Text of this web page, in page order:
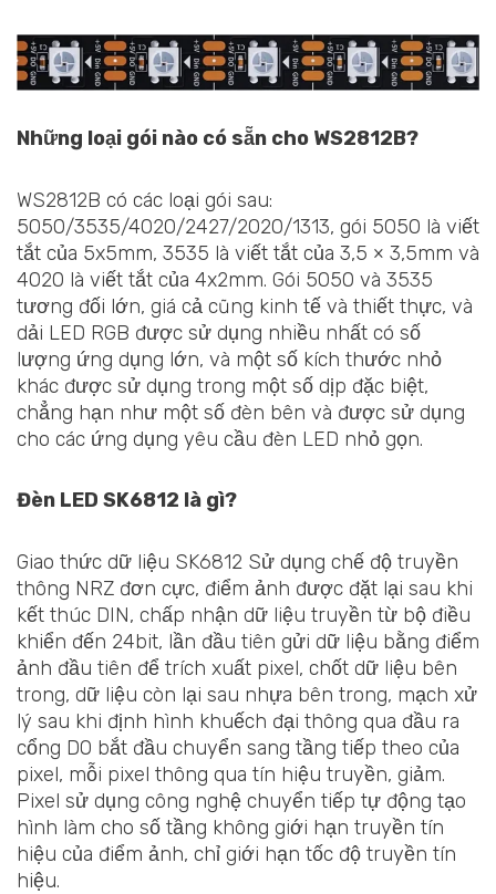
Những loại gói nào có sẵn cho WS2812B?
WS2812B có các loại gói sau:
5050/3535/4020/2427/2020/1313, gói 5050 là viết
tắt của 5x5mm, 3535 là viết tắt của 3,5 × 3,5mm và
4020 là viết tắt của 4x2mm. Gói 5050 và 3535
tương đối lớn, giá cả cũng kinh tế và thiết thực, và
dải LED RGB được sử dụng nhiều nhất có số
lượng ứng dụng lớn, và một số kích thước nhỏ
khác được sử dụng trong một số dịp đặc biệt,
chẳng hạn như một số đèn bên và được sử dụng
cho các ứng dụng yêu cầu đèn LED nhỏ gọn.
Đèn LED SK6812 là gì?
Giao thức dữ liệu SK6812 Sử dụng chế độ truyền
thông NRZ đơn cực, điểm ảnh được đặt lại sau khi
kết thúc DIN, chấp nhận dữ liệu truyền từ bộ điều
khiển đến 24bit, lần đầu tiên gửi dữ liệu bằng điểm
ảnh đầu tiên để trích xuất pixel, chốt dữ liệu bên
trong, dữ liệu còn lại sau nhựa bên trong, mạch xử
lý sau khi định hình khuếch đại thông qua đầu ra
cổng DO bắt đầu chuyển sang tầng tiếp theo của
pixel, mỗi pixel thông qua tín hiệu truyền, giảm.
Pixel sử dụng công nghệ chuyển tiếp tự động tạo
hình làm cho số tầng không giới hạn truyền tín
hiệu của điểm ảnh, chỉ giới hạn tốc độ truyền tín
hiệu.